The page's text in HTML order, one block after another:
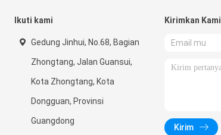
Ikuti kami
Gedung Jinhui, No.68, Bagian
Zhongtang, Jalan Guansui,
Kota Zhongtang, Kota
Dongguan, Provinsi
Guangdong
Kirimkan Kami
Kirim